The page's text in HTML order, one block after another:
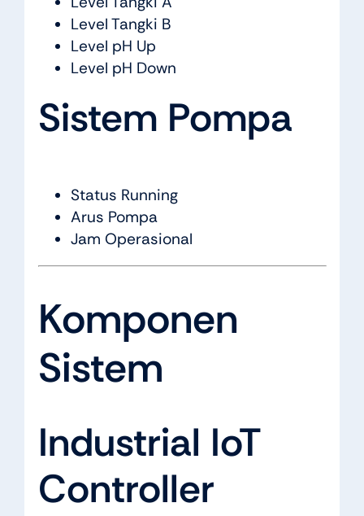
Level Tangki B
Level pH Up
Level pH Down
Sistem Pompa
Status Running
Arus Pompa
Jam Operasional
Komponen
Sistem
Industrial IoT
Controller